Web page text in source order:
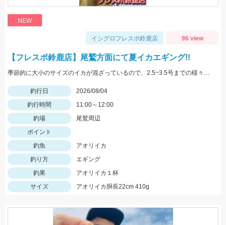
NEW
イシグロフレスポ鈴鹿店 96 view
【フレスポ鈴鹿店】尾鷲方面にて夏イカエギング!!
季節的に大小のサイズのイカが混ざっているので、2.5~3.5号までの様々なサイズを持っていきましょう!!
釣行日
2026/08/04
釣行時間
11:00～12:00
釣場
尾鷲周辺
ポイント
釣魚
アオリイカ
釣り方
エギング
釣果
アオリイカ１杯
サイズ
アオリイカ胴長22cm 410g